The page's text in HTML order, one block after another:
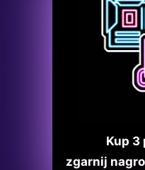
Kup
zgarnij